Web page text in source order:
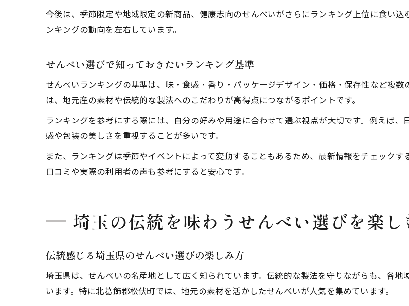
今後は、季節限定や地域限定の新商品、健康志向のせんべいがさらにランキング上位に食い
ンキングの動向を左右しています。
せんべい選びで知っておきたいランキング基準
せんべいランキングの基準は、味・食感・香り・パッケージデザイン・価格・保存性など複
は、地元産の素材や伝統的な製法へのこだわりが高得点につながるポイントです。
ランキングを参考にする際には、自分の好みや用途に合わせて選ぶ視点が大切です。例えば
感や包装の美しさを重視することが多いです。
また、ランキングは季節やイベントによって変動することもあるため、最新情報をチェックす
口コミや実際の利用者の声も参考にすると安心です。
埼玉の伝統を味わうせんべい選びを楽し
伝統感じる埼玉県のせんべい選びの楽しみ方
埼玉県は、せんべいの名産地として広く知られています。伝統的な製法を守りながらも、各
います。特に北葛飾郡松伏町では、地元の素材を活かしたせんべいが人気を集めています。